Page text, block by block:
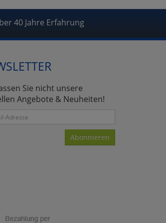
40 Jahre Erfahrung
Sie nicht unsere
Angebote & Neuheiten!
Abonnieren